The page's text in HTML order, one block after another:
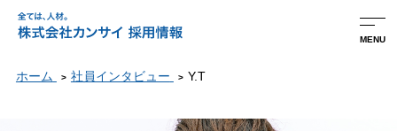
MENU
ホーム 社員インタビュー Y.T